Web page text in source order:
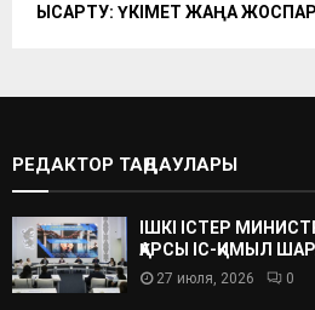
ҚЫСҚАРТУ: ҮКІМЕТ ЖАҢА
РЕДАКТОР ТАҢДАУЛАРЫ
ІШКІ ІСТЕР
ҚАРСЫ ІС-ҚИМЫЛ
27 июля, 2026 0